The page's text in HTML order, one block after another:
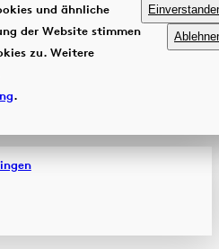
und ähnliche
der Website stimmen
zu. Weitere
.